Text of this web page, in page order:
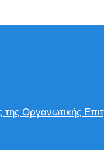
Οργανωτικής